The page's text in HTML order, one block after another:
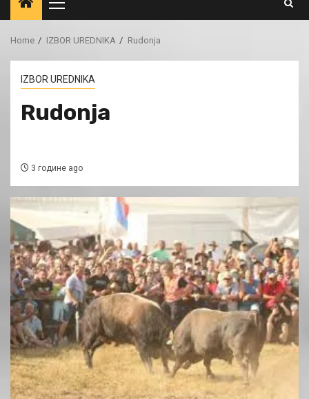
Primary
Menu
Home IZBOR UREDNIKA Rudonja
IZBOR UREDNIKA
Rudonja
3 године ago